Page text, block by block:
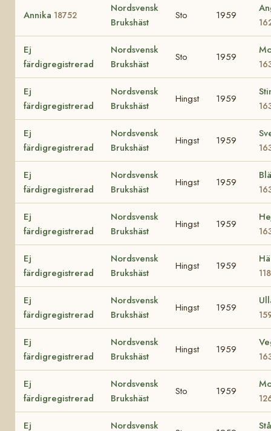
Annika 18752
Nordsvensk
Brukshäst
Sto 1959
Ej
färdigregistrerad
Nordsvensk
Brukshäst
Sto 1959
Ej
färdigregistrerad
Nordsvensk
Brukshäst
Hingst 1959
Ej
färdigregistrerad
Nordsvensk
Brukshäst
Hingst 1959
Ej
färdigregistrerad
Nordsvensk
Brukshäst
Hingst 1959
Ej
färdigregistrerad
Nordsvensk
Brukshäst
Hingst 1959
Ej
färdigregistrerad
Nordsvensk
Brukshäst
Hingst 1959
Ej
färdigregistrerad
Nordsvensk
Brukshäst
Hingst 1959
Ej
färdigregistrerad
Nordsvensk
Brukshäst
Hingst 1959
Ej
färdigregistrerad
Nordsvensk
Brukshäst
Sto 1959
Ej Nordsvensk